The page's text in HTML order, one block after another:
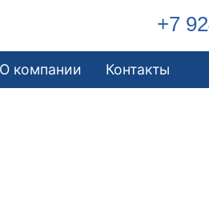
+7
О компании Контакты